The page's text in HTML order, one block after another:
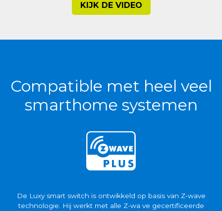
KIJK DE VIDEO
Compatible met heel veel
smarthome systemen
De Luxy smart switch is ontwikkeld op basis van Z-wave
technologie. Hij werkt met alle Z-wa ve gecertificeerde